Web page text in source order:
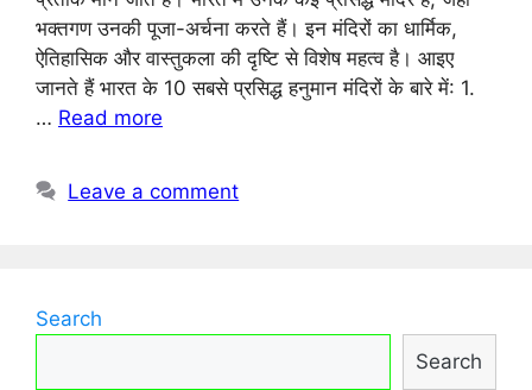
भक्तगण उनकी पूजा-अर्चना करते हैं। इन मंदिरों का धार्मिक,
ऐतिहासिक और वास्तुकला की दृष्टि से विशेष महत्व है। आइए
जानते हैं भारत के 10 सबसे प्रसिद्ध हनुमान मंदिरों के बारे में: 1.
… Read more
Leave a comment
Search
Search